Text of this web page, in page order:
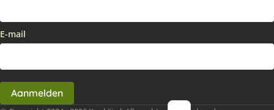
E-mail
Aanmelden